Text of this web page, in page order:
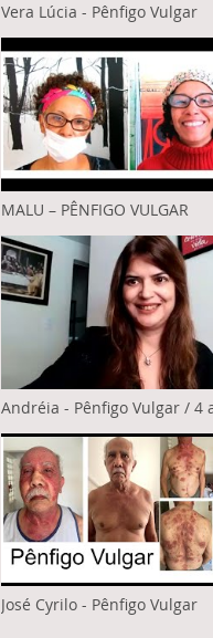
Vera Lúcia - Pênfigo Vulgar
MALU – PÊNFIGO VULGAR
Andréia - Pênfigo Vulgar / 4
José Cyrilo - Pênfigo Vulgar